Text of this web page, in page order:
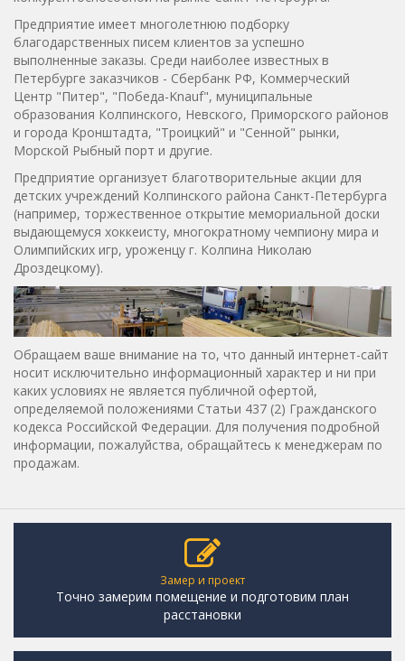
Предприятие имеет многолетнюю подборку
благодарственных писем клиентов за успешно
выполненные заказы. Среди наиболее известных в
Петербурге заказчиков - Сбербанк РФ, Коммерческий
Центр "Питер", "Победа-Knauf", муниципальные
образования Колпинского, Невского, Приморского районов
и города Кронштадта, "Троицкий" и "Сенной" рынки,
Морской Рыбный порт и другие.
Предприятие организует благотворительные акции для
детских учреждений Колпинского района Санкт-Петербурга
(например, торжественное открытие мемориальной доски
выдающемуся хоккеисту, многократному чемпиону мира и
Олимпийских игр, уроженцу г. Колпина Николаю
Дроздецкому).
Обращаем ваше внимание на то, что данный интернет-сайт
носит исключительно информационный характер и ни при
каких условиях не является публичной офертой,
определяемой положениями Статьи 437 (2) Гражданского
кодекса Российской Федерации. Для получения подробной
информации, пожалуйства, обращайтесь к менеджерам по
продажам.
Замер и проект
Точно замерим помещение и подготовим план
расстановки